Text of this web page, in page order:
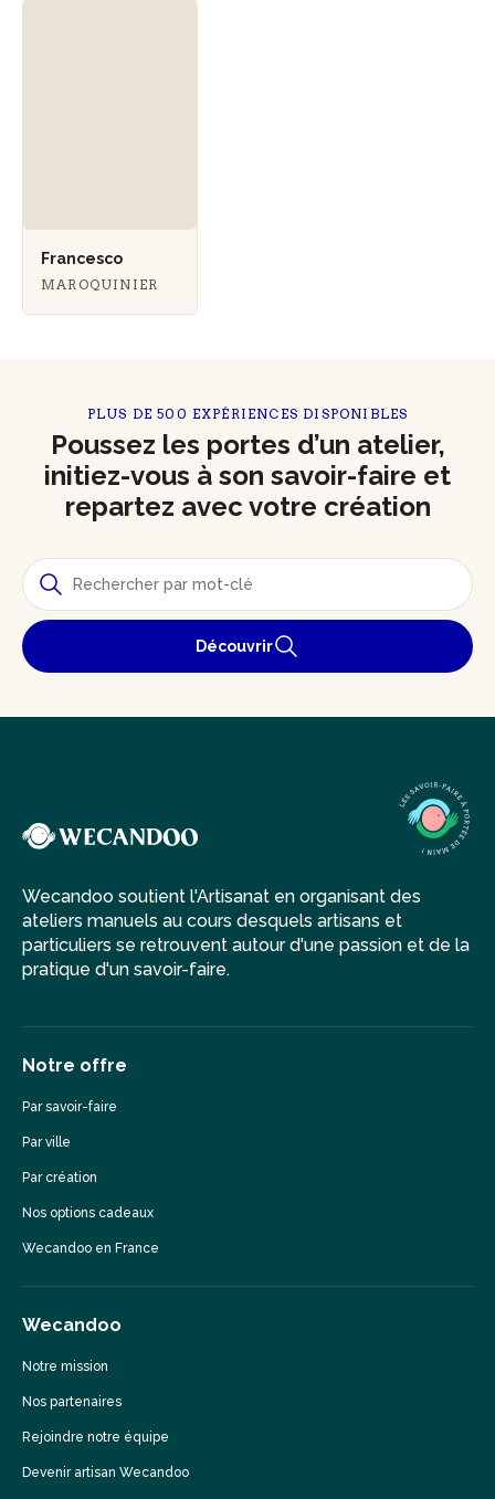
Francesco
MAROQUINIER
PLUS DE 500 EXPÉRIENCES DISPONIBLES
Poussez les portes d’un atelier,
initiez-vous à son savoir-faire et
repartez avec votre création
Découvrir
Wecandoo soutient l'Artisanat en organisant des
ateliers manuels au cours desquels artisans et
particuliers se retrouvent autour d'une passion et de la
pratique d'un savoir-faire.
Notre offre
Par savoir-faire
Par ville
Par création
Nos options cadeaux
Wecandoo en France
Wecandoo
Notre mission
Nos partenaires
Rejoindre notre équipe
Devenir artisan Wecandoo